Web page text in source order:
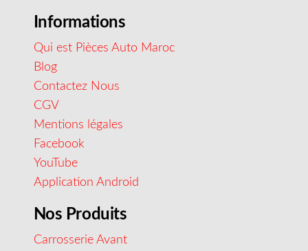
Informations
Qui est Pièces Auto Maroc
Blog
Contactez Nous
CGV
Mentions légales
Facebook
YouTube
Application Android
Nos Produits
Carrosserie Avant